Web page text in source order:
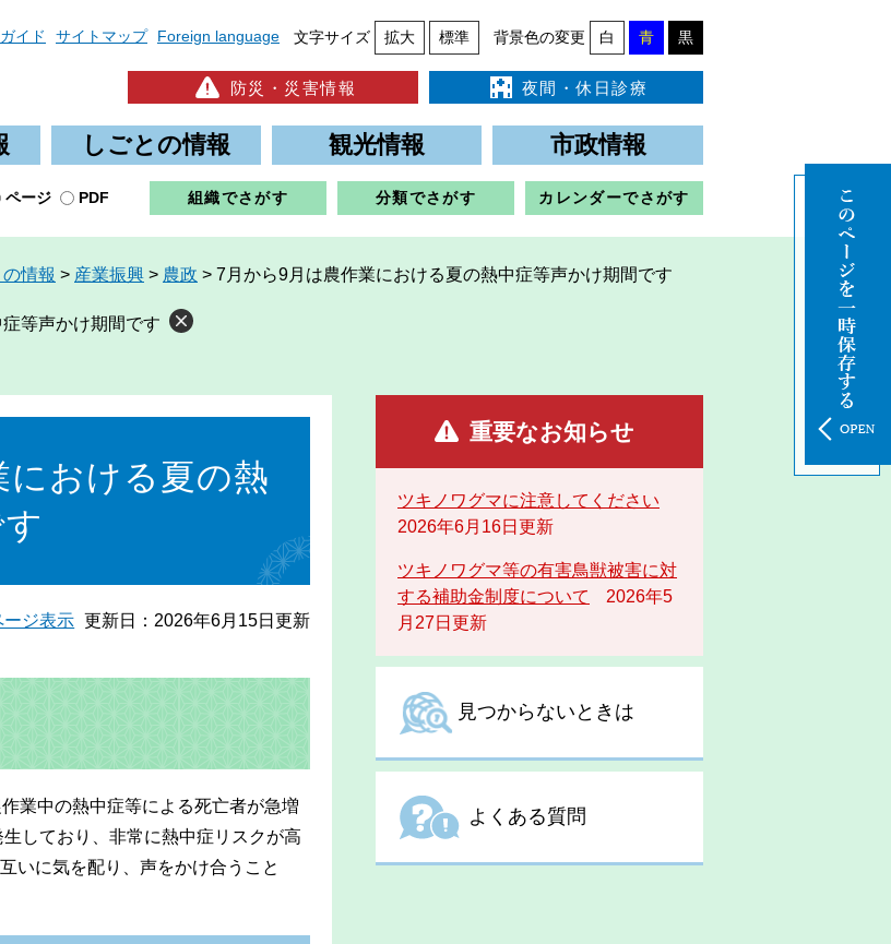
イド サイトマップ Foreign language 文字サイズ 拡大 標準 背景色の変更 白 青 黒
防災・災害情報 夜間・休日診療
しごとの情報 観光情報 市政情報
ページ PDF 組織でさがす 分類でさがす カレンダーでさがす
情報 > 産業振興 > 農政 > 7月から9月は農作業における夏の熱中症等声かけ期間です
等声かけ期間です
おける夏の熱
ージ表示 更新日：2026年6月15日更新
業中の熱中症等による死亡者が急増
しており、非常に熱中症リスクが高
いに気を配り、声をかけ合うこと
重要なお知らせ
ツキノワグマに注意してください
2026年6月16日更新
ツキノワグマ等の有害鳥獣被害に対
する補助金制度について
2026年5
月27日更新
見つからないときは
よくある質問